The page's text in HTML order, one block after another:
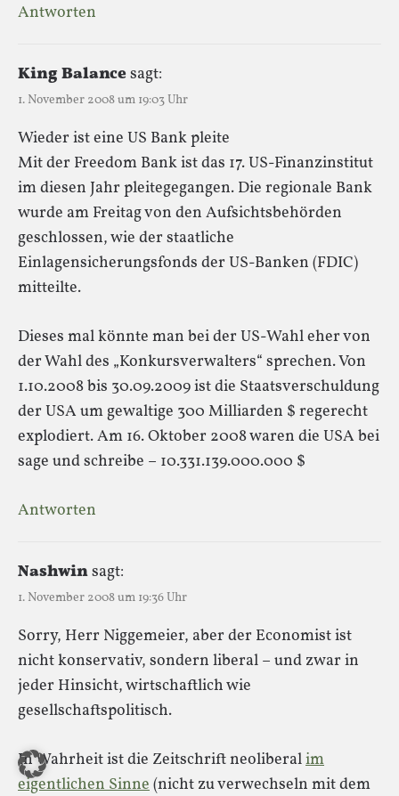
Antworten
King Balancesagt:
1. November 2008 um 19:03 Uhr
Wieder ist eine US Bank pleite
Mit der Freedom Bank ist das 17. US-Finanzinstitut
im diesen Jahr pleitegegangen. Die regionale Bank
wurde am Freitag von den Aufsichtsbehörden
geschlossen, wie der staatliche
Einlagensicherungsfonds der US-Banken (FDIC)
mitteilte.
Dieses mal könnte man bei der US-Wahl eher von
der Wahl des „Konkursverwalters“ sprechen. Von
1.10.2008 bis 30.09.2009 ist die Staatsverschuldung
der USA um gewaltige 300 Milliarden $ regerecht
explodiert. Am 16. Oktober 2008 waren die USA bei
sage und schreibe – 10.331.139.000.000 $
Antworten
Nashwinsagt:
1. November 2008 um 19:36 Uhr
Sorry, Herr Niggemeier, aber der Economist ist
nicht konservativ, sondern liberal – und zwar in
jeder Hinsicht, wirtschaftlich wie
gesellschaftspolitisch.
In Wahrheit ist die Zeitschrift neoliberalim
eigentlichen Sinne(nicht zu verwechseln mit dem